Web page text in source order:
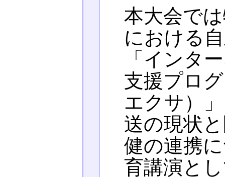
本大会で
における
「インタ
支援プロ
エクサ）
送の現状
健の連携
育講演と